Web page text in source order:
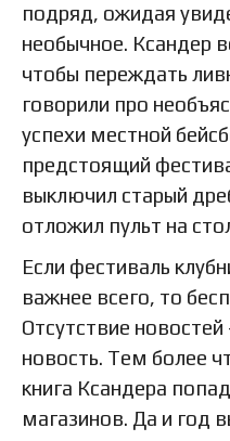
подряд, ожидая
необычное. Ксандер
чтобы переждать
говорили про
успехи местной
предстоящий
выключил старый
отложил пульт на
Если фестиваль
важнее всего, то
Отсутствие
новость. Тем более
книга Ксандера
магазинов. Да и год